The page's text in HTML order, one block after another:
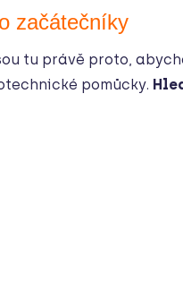
začátečníky
tu právě proto,
pomůcky.